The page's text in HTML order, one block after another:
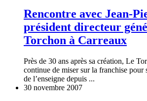
Rencontre avec Jean-
président directeur
Torchon à Carreaux
Près de 30 ans après sa création, Le
continue de miser sur la franchise pour
de l’enseigne depuis ...
30 novembre 2007